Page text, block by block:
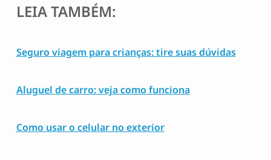
LEIA TAMBÉM:
Seguro viagem para crianças: tire suas dúvidas
Aluguel de carro: veja como funciona
Como usar o celular no exterior